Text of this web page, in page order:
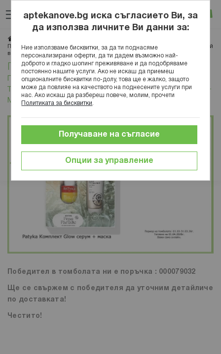
към
съдържанието
Вход
Пожедител! Купи онлайн продукт Patyka в периода 01.03-31.03.26г. и участвай
в томбола за 1 комплект Patyka Glow серум + маска
Пожедител! Купи онлайн продукт Patyka в
периода 01.03-31.03.26г. и участвай в
томбола за 1 комплект Patyka Glow серум +
маска
Победител в томболата ни е поръчка : 000079032
Ще се свържем с победителя да уточним детайличе
по доставката!
Честито!
aptekanove.bg иска съгласието Ви, за
да използва личните Ви данни за:
Ние използваме бисквитки, за да ти поднасяме
персонализирани оферти, да ти дадем възможно най-
доброто и гладко шопинг преживяване и да подобряваме
постоянно нашите услуги. Ако не искаш да приемеш
опционалните бисквитки по-долу, това ще е жалко, защото
може да повлияе на качеството на поднесените услуги при
нас. Ако искаш да разбереш повече, молим, прочети
Политиката за бисквитки
Опции за управление
Получаване на съгласие